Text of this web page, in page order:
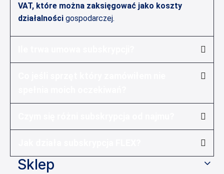
VAT, które można zaksięgować jako koszty
działalności gospodarczej.
Sklep